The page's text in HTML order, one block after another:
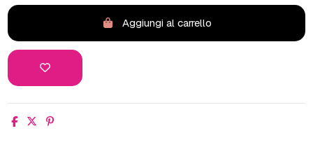
Aggiungi al carrello